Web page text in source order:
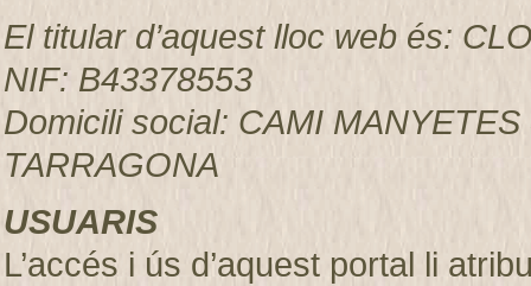
El titular d’aquest lloc web és:
NIF: B43378553
Domicili social: CAMI
TARRAGONA
USUARIS
L’accés i ús d’aquest portal li